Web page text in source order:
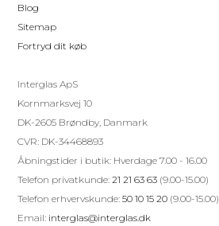
Blog
Sitemap
Fortryd dit køb
Interglas ApS
Kornmarksvej 10
DK-2605 Brøndby, Danmark
CVR: DK-34468893
Åbningstider i butik: Hverdage 7.00 - 16.00
Telefon privatkunde:21 21 63 63 (9.00-15.00)
Telefon erhvervskunde:50 10 15 20 (9.00-15.00)
Email: interglas@interglas.dk